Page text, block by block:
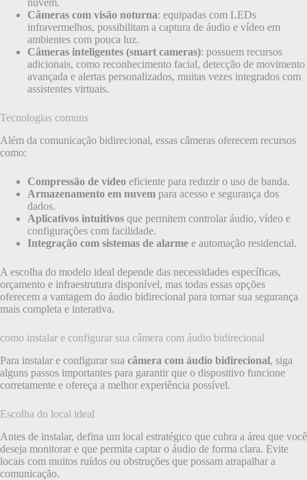
nuvem.
Câmeras com visão noturna: equipadas com LEDs
infravermelhos, possibilitam a captura de áudio e vídeo em
ambientes com pouca luz.
Câmeras inteligentes (smart cameras): possuem recursos
adicionais, como reconhecimento facial, detecção de movimento
avançada e alertas personalizados, muitas vezes integrados com
assistentes virtuais.
Tecnologias comuns
Além da comunicação bidirecional, essas câmeras oferecem recursos
como:
Compressão de vídeo eficiente para reduzir o uso de banda.
Armazenamento em nuvem para acesso e segurança dos
dados.
Aplicativos intuitivos que permitem controlar áudio, vídeo e
configurações com facilidade.
Integração com sistemas de alarme e automação residencial.
A escolha do modelo ideal depende das necessidades específicas,
orçamento e infraestrutura disponível, mas todas essas opções
oferecem a vantagem do áudio bidirecional para tornar sua segurança
mais completa e interativa.
como instalar e configurar sua câmera com áudio bidirecional
Para instalar e configurar sua câmera com áudio bidirecional, siga
alguns passos importantes para garantir que o dispositivo funcione
corretamente e ofereça a melhor experiência possível.
Escolha do local ideal
Antes de instalar, defina um local estratégico que cubra a área que você
deseja monitorar e que permita captar o áudio de forma clara. Evite
locais com muitos ruídos ou obstruções que possam atrapalhar a
comunicação.